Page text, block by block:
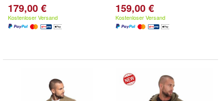
179,00 €
Kostenloser Versand
159,00 €
Kostenloser Versand